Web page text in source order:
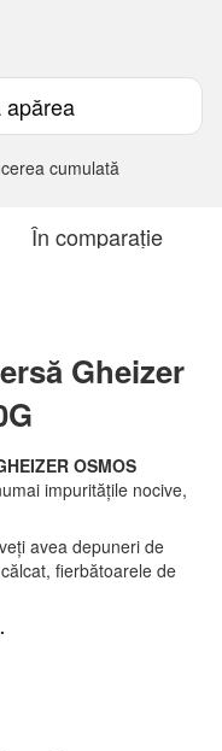
apărea
cumulată
În comparație
Gheizer
OSMOS
impurităţile nocive,
avea depuneri de
fierbătoarele de